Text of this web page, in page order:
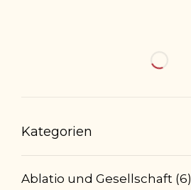
Kategorien
Ablatio und Gesellschaft (6)